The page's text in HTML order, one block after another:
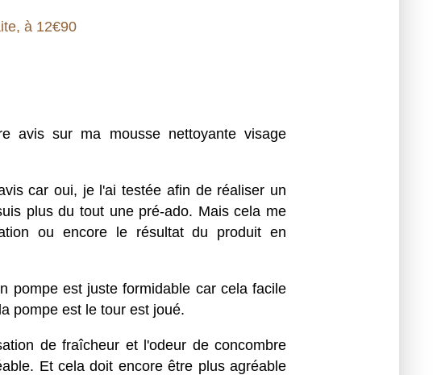
à 12€90
avis sur ma mousse nettoyante visage
car oui, je l'ai testée afin de réaliser un
plus du tout une pré-ado. Mais cela me
ou encore le résultat du produit en
pompe est juste formidable car cela facile
pompe est le tour est joué.
de fraîcheur et l'odeur de concombre
Et cela doit encore être plus agréable